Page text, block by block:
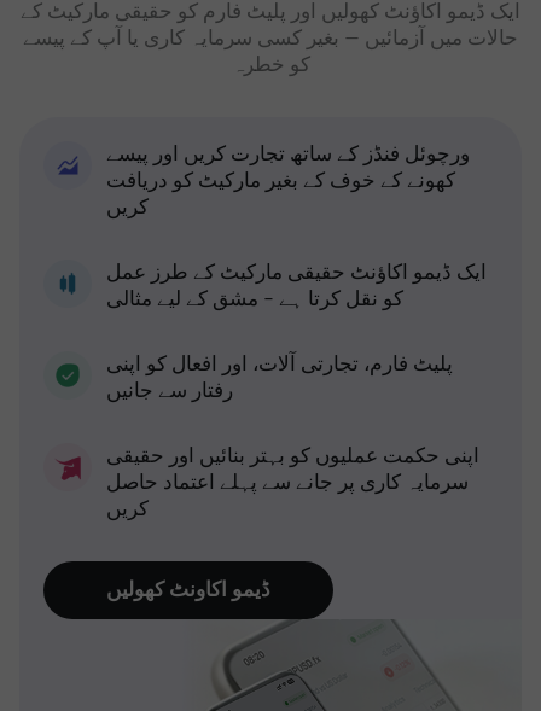
ایک ڈیمو اکاؤنٹ کھولیں اور پلیٹ فارم کو حقیقی مارکیٹ کے
حالات میں آزمائیں — بغیر کسی سرمایہ کاری یا آپ کے پیسے
کو خطرہ
ورچوئل فنڈز کے ساتھ تجارت کریں اور پیسے
کھونے کے خوف کے بغیر مارکیٹ کو دریافت
کریں
ایک ڈیمو اکاؤنٹ حقیقی مارکیٹ کے طرز عمل
کو نقل کرتا ہے - مشق کے لیے مثالی
پلیٹ فارم، تجارتی آلات، اور افعال کو اپنی
رفتار سے جانیں
اپنی حکمت عملیوں کو بہتر بنائیں اور حقیقی
سرمایہ کاری پر جانے سے پہلے اعتماد حاصل
کریں
ڈیمو اکاونٹ کھولیں